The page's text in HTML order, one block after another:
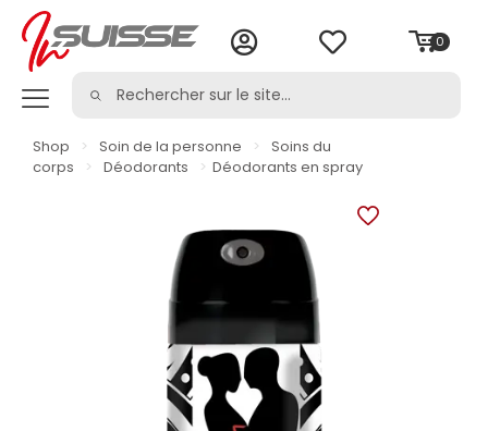
0
Shop > Soin de la personne >
Soins du
corps
> Déodorants > Déodorants en spray